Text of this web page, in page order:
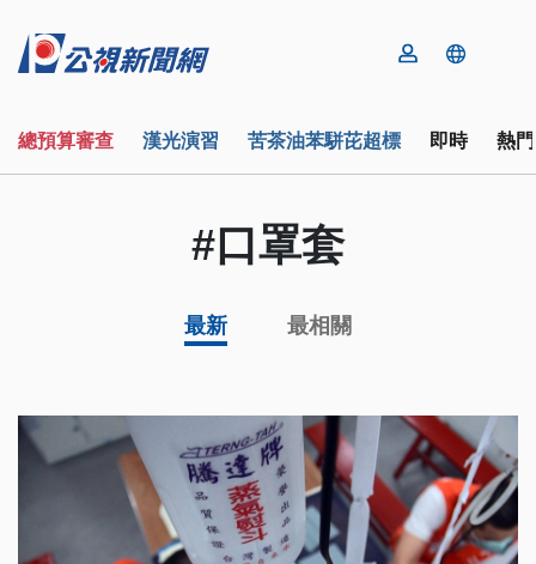
總預算審查 漢光演習 苦茶油苯駢芘超標 即時 熱
#口罩套
最新 最相關